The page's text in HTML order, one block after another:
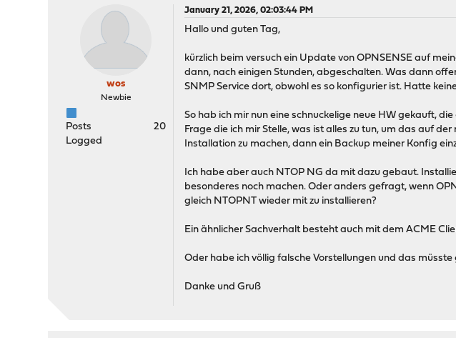
wos
Newbie
Posts
20
Logged
January 21, 2026, 02:03:44 PM
Hallo und guten Tag,
kürzlich beim versuch ein Update von OPNSENSE auf
dann, nach einigen Stunden, abgeschalten. Was dann
SNMP Service dort, obwohl es so konfigurier ist. Hatte
So hab ich mir nun eine schnuckelige neue HW gekauft,
Frage die ich mir Stelle, was ist alles zu tun, um das auf
Installation zu machen, dann ein Backup meiner Konfig
Ich habe aber auch NTOP NG da mit dazu gebaut.
besonderes noch machen. Oder anders gefragt, wenn
gleich NTOPNT wieder mit zu installieren?
Ein ähnlicher Sachverhalt besteht auch mit dem ACME
Oder habe ich völlig falsche Vorstellungen und das
Danke und Gruß